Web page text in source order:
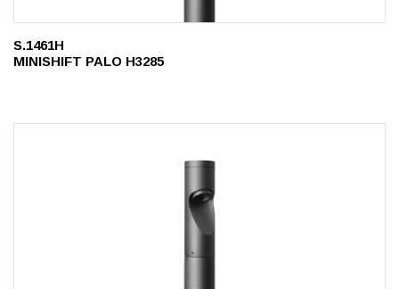
S.1461H
MINISHIFT PALO H3285